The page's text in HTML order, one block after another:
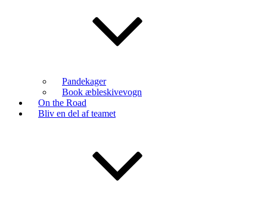
Pandekager
Book æbleskivevogn
On the Road
Bliv en del af teamet